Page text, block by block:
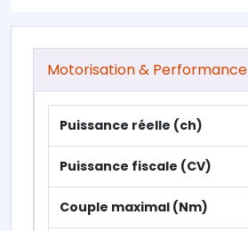
Motorisation & Performance
Puissance réelle (ch)
Puissance fiscale (CV)
Couple maximal (Nm)